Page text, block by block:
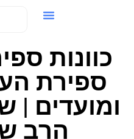
כוונות
ספירת
ומועדים |
הרב